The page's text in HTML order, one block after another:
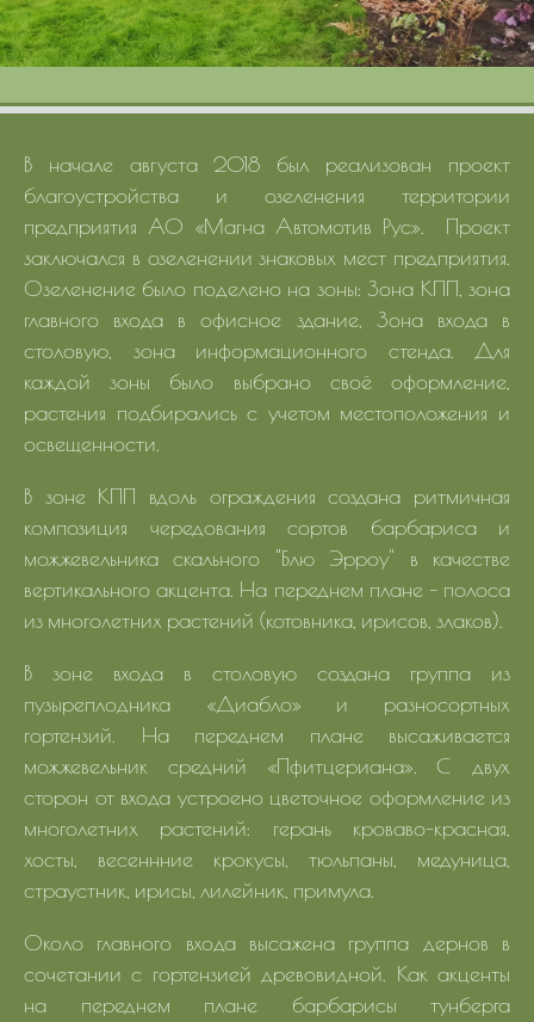
В начале августа 2018 был реализован проект
благоустройства и озеленения территории
предприятия АО «Магна Автомотив Рус». Проект
заключался в озеленении знаковых мест предприятия.
Озеленение было поделено на зоны: Зона КПП, зона
главного входа в офисное здание, Зона входа в
столовую, зона информационного стенда. Для
каждой зоны было выбрано своё оформление,
растения подбирались с учетом местоположения и
освещенности.
В зоне КПП вдоль ограждения создана ритмичная
композиция чередования сортов барбариса и
можжевельника скального "Блю Эрроу" в качестве
вертикального акцента. На переднем плане – полоса
из многолетних растений (котовника, ирисов, злаков).
В зоне входа в столовую создана группа из
пузыреплодника «Диабло» и разносортных
гортензий. На переднем плане высаживается
можжевельник средний «Пфитцериана». С двух
сторон от входа устроено цветочное оформление из
многолетних растений: герань кроваво-красная,
хосты, весеннние крокусы, тюльпаны, медуница,
страустник, ирисы, лилейник, примула.
Около главного входа высажена группа дернов в
сочетании с гортензией древовидной. Как акценты
на переднем плане барбарисы тунберга